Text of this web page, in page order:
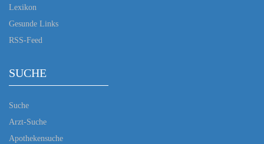
Lexikon
Gesunde Links
RSS-Feed
SUCHE
Suche
Arzt-Suche
Apothekensuche